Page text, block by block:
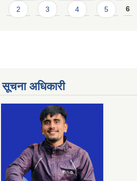
2 3 4 5 6
सूचना अधिकारी